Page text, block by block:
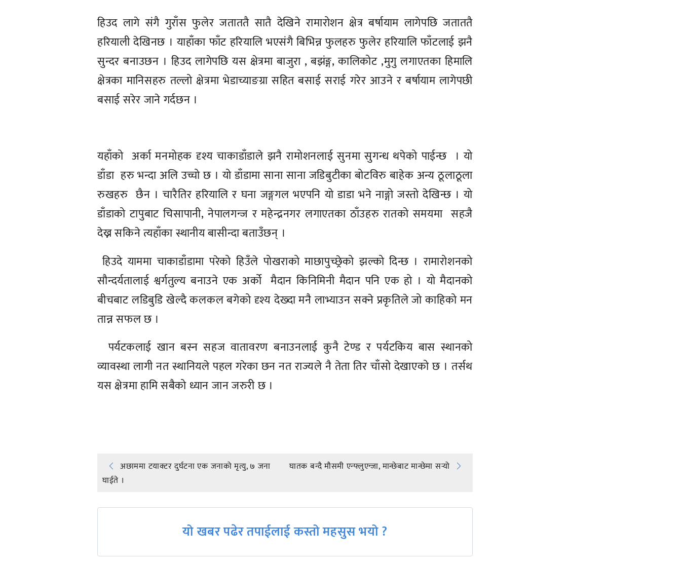
हिउद लागे संगै गुराँस फुलेर जताततै सातै देखिने रामारोशन क्षेत्र बर्षायाम लागेपछि जताततै
हरियाली देखिनछ । याहाँका फाँट हरियालि भएसंगै बिभिन्न फुलहरु फुलेर हरियालि फाँटलाई झनै
सुन्दर बनाउछन । हिउद लागेपछि यस क्षेत्रमा बाजुरा , बझंङ्ग, कालिकोट ,मुगु लगाएतका हिमालि
क्षेत्रका मानिसहरु तल्लो क्षेत्रमा भेडाच्याङग्रा सहित बसाई सराई गरेर आउने र बर्षायाम लागेपछी
बसाई सरेर जाने गर्दछन ।
यहाँको अर्का मनमोहक दृश्य चाकाडाँडाले झनै रामोशनलाई सुनमा सुगन्ध थपेको पाईन्छ । यो
डाँडा हरु भन्दा अलि उच्चो छ । यो डाँडामा साना साना जडिबुटीका बोटविरु बाहेक अन्य ठूलाठूला
रुखहरु छैन । चारैतिर हरियालि र घना जङ्गगल भएपनि यो डाडा भने नाङ्गो जस्तो देखिन्छ । यो
डाँडाको टापुबाट चिसापानी, नेपालगन्ज र महेन्द्रनगर लगाएतका ठाँउहरु रातको समयमा सहजै
देख्न सकिने त्यहाँका स्थानीय बासीन्दा बताउँछन् ।
हिउदे याममा चाकाडाँडामा परेको हिउँले पोखराको माछापुच्छ्रेको झल्को दिन्छ । रामारोशनको
सौन्दर्यतालाई श्वर्गतुल्य बनाउने एक अर्को मैदान किनिमिनी मैदान पनि एक हो । यो मैदानको
बीचबाट लडिबुडि खेल्दै कलकल बगेको दृश्य देख्दा मनै लाभ्याउन सक्ने प्रकृतिले जो काहिको मन
तान्न सफल छ ।
पर्यटकलाई खान बस्न सहज वातावरण बनाउनलाई कुनै टेण्ड र पर्यटकिय बास स्थानको
व्यावस्था लागी नत स्थानियले पहल गरेका छन नत राज्यले नै तेता तिर चाँसो देखाएको छ । तर्सथ
यस क्षेत्रमा हामि सबैको ध्यान जान जरुरी छ ।
Post
navigation
अछाममा टयाक्टर दुर्घटना एक जनाको मृत्यु, ७ जना
घाईते ।
घातक बन्दै मौसमी एन्फ्लुएन्जा, मान्छेबाट मान्छेमा सर्‍यो
यो खबर पढेर तपाईलाई कस्तो महसुस भयो ?